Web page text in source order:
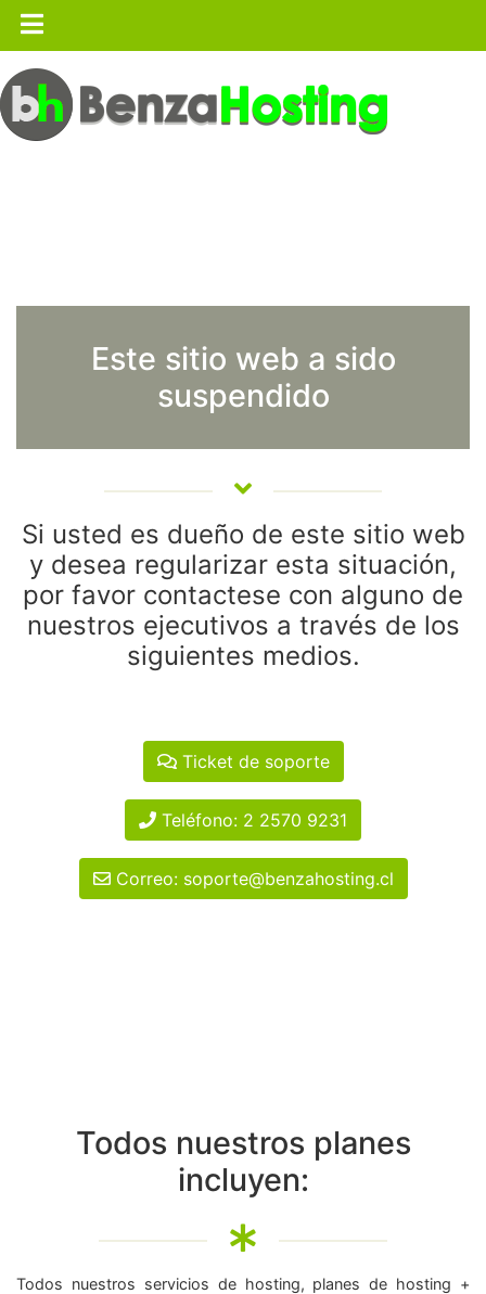
Este sitio web a sido
suspendido
Si usted es dueño de este sitio web
y desea regularizar esta situación,
por favor contactese con alguno de
nuestros ejecutivos a través de los
siguientes medios.
Ticket de soporte
Teléfono: 2 2570 9231
Correo: soporte@benzahosting.cl
Todos nuestros planes
incluyen:
Todos nuestros servicios de hosting, planes de hosting +